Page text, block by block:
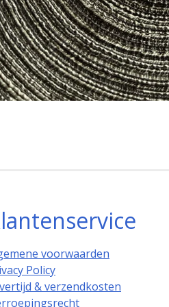
voorwaarden
Policy
& verzendkosten